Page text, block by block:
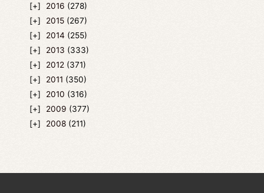
2016 (278)
2015 (267)
2014 (255)
2013 (333)
2012 (371)
2011 (350)
2010 (316)
2009 (377)
2008 (211)